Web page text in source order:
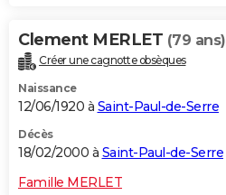
Clement MERLET (79 ans)
Créer une cagnotte obsèques
Naissance
12/06/1920 à Saint-Paul-de-Serre
Décès
18/02/2000 à Saint-Paul-de-Serre
Famille MERLET